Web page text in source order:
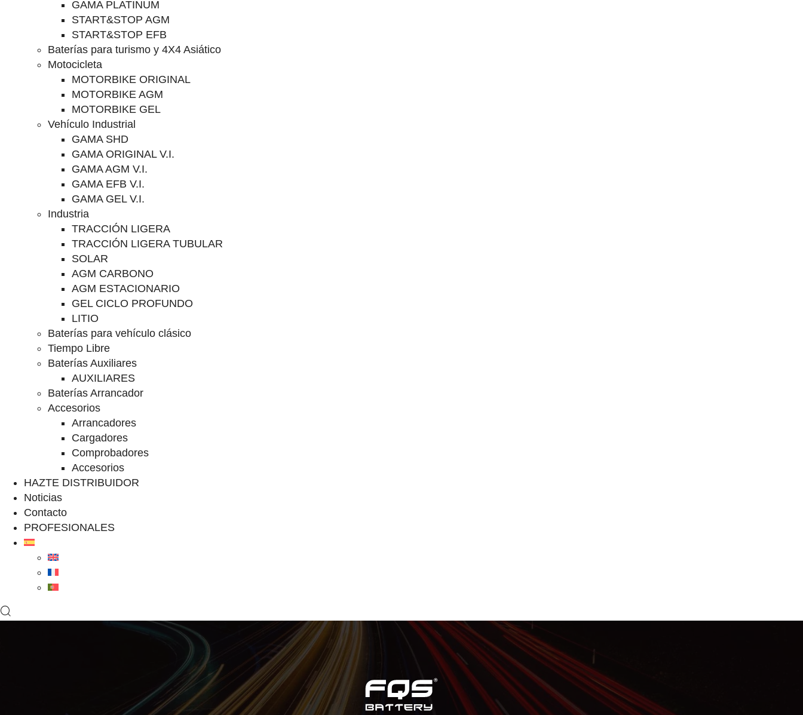
GAMA PLATINUM
START&STOP AGM
START&STOP EFB
Baterías para turismo y 4X4 Asiático
Motocicleta
MOTORBIKE ORIGINAL
MOTORBIKE AGM
MOTORBIKE GEL
Vehículo Industrial
GAMA SHD
GAMA ORIGINAL V.I.
GAMA AGM V.I.
GAMA EFB V.I.
GAMA GEL V.I.
Industria
TRACCIÓN LIGERA
TRACCIÓN LIGERA TUBULAR
SOLAR
AGM CARBONO
AGM ESTACIONARIO
GEL CICLO PROFUNDO
LITIO
Baterías para vehículo clásico
Tiempo Libre
Baterías Auxiliares
AUXILIARES
Baterías Arrancador
Accesorios
Arrancadores
Cargadores
Comprobadores
Accesorios
HAZTE DISTRIBUIDOR
Noticias
Contacto
PROFESIONALES